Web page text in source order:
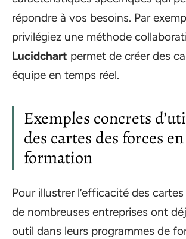
répondre à vos besoins. Par
privilégiez une méthode
Lucidchart permet de créer des
équipe en temps réel.
Exemples concrets
des cartes des forces en
formation
Pour illustrer l’efficacité des
de nombreuses entreprises ont
outil dans leurs programmes de